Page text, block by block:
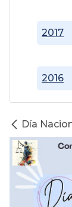
2016
2017
Día